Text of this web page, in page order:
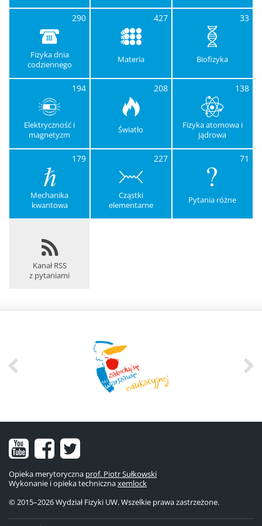
290
Fizyka dnia
codziennego
427
Materia
33
Biofizyka
194
Elektryczność i
magnetyzm
208
Światło
138
Fizyka atomowa i
jądrowa
179
Mechanika
kwantowa
227
Cząstki
elementarne
71
Pytania różne
Kanał RSS
z pytaniami
Nasz
kanał
na
YouTube
Nasz
fanpage
na
Facebooku
Nasze
konto
na
Twitterze
Opieka merytoryczna prof. Piotr Sułkowski
Wykonanie i opieka technicznaxemlock
© 2015–2026 Wydział Fizyki UW. Wszelkie prawa zastrzeżone.